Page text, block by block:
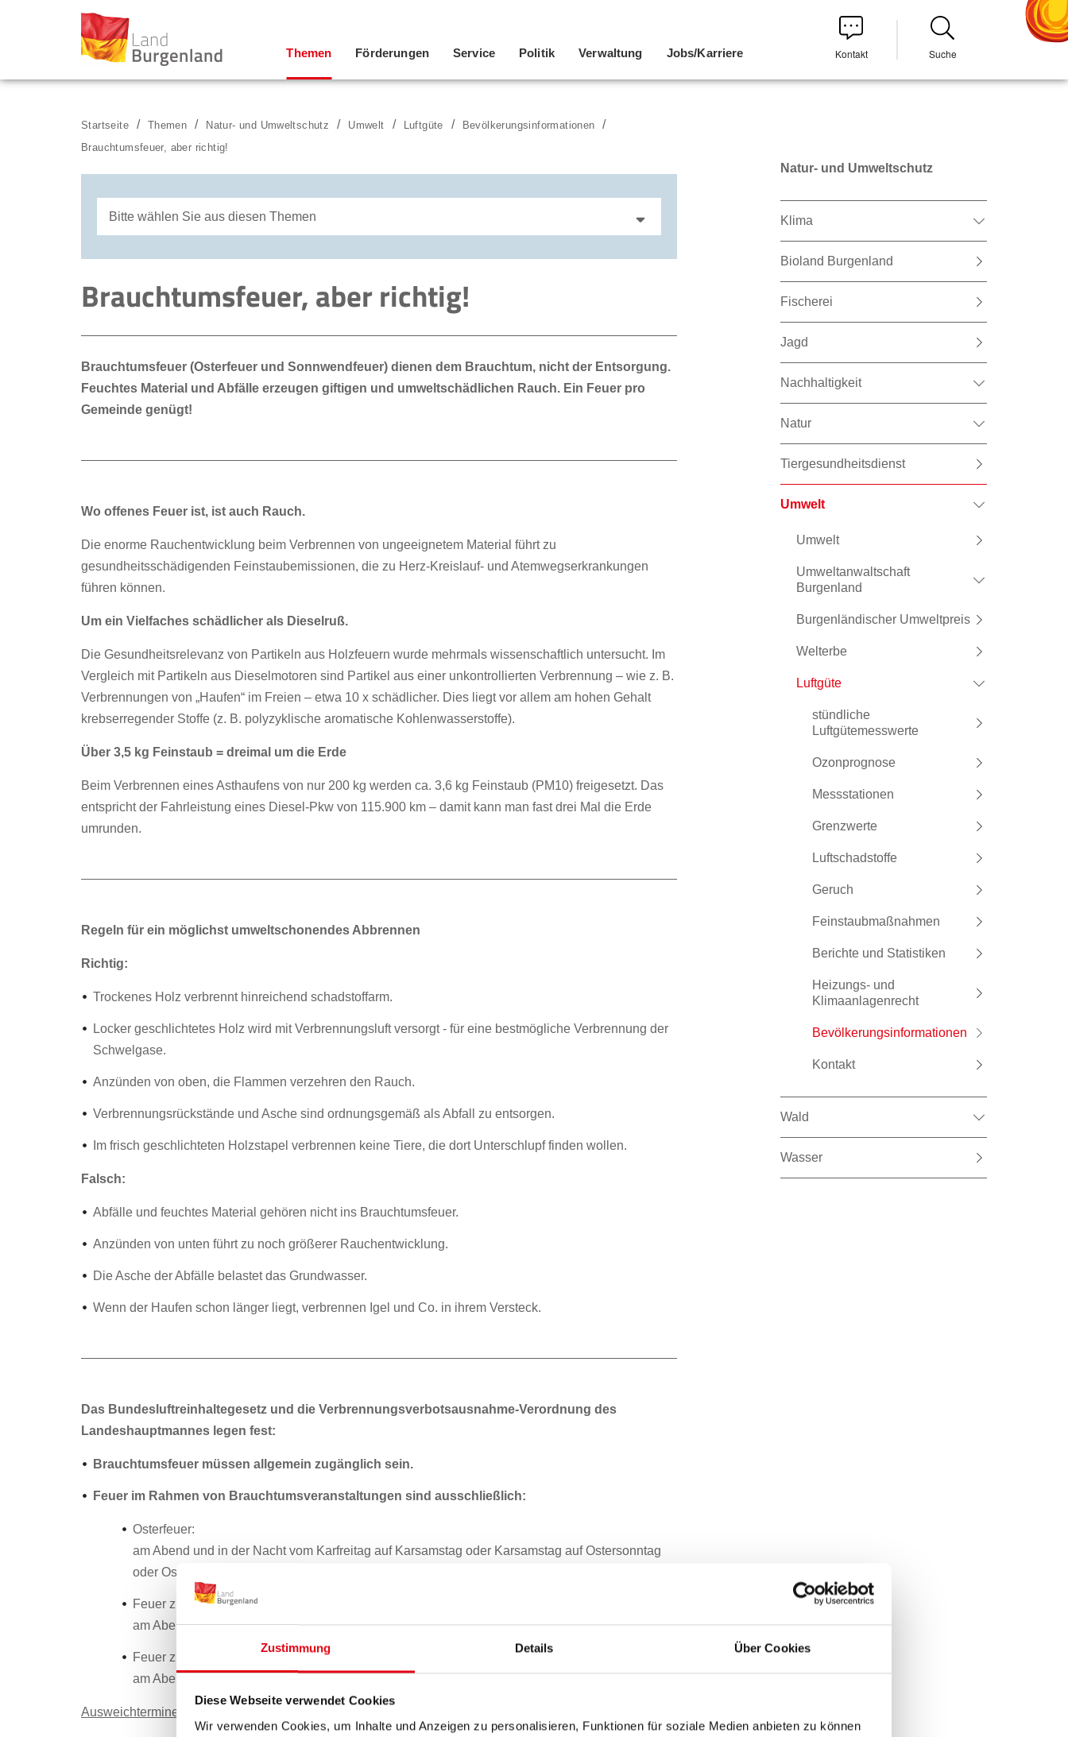
Zustimmung Details Über Cookies
Diese Webseite verwendet Cookies
Wir verwenden Cookies, um Inhalte und Anzeigen zu personalisieren, Funktionen für soziale Medien anbieten zu können
Zum Inhalt
Zum Menü
Zur Suche
Themen Förderungen Service Politik Verwaltung Jobs/Karriere Kontakt Suche
Startseite Themen Natur- und Umweltschutz Umwelt Luftgüte
Bevölkerungsinformationen
Brauchtumsfeuer, aber richtig!
Bitte wählen Sie aus diesen Themen
Richtig Heizen (new)
Asbestmessung im Raum Kitsse
Biomonitoring mit Flechten in Österreich
Verbrennen im Freien
Bundesländer Luftschadstoff-Inventur 1990-2006
Brauchtumsfeuer, aber richtig!
Brauchtumsfeuer (Osterfeuer und Sonnwendfeuer) dienen dem Brauchtum, nicht der Entsorgung.
Feuchtes Material und Abfälle erzeugen giftigen und umweltschädlichen Rauch. Ein Feuer pro
Gemeinde genügt!
Wo offenes Feuer ist, ist auch Rauch.
Die enorme Rauchentwicklung beim Verbrennen von ungeeignetem Material führt zu
gesundheitsschädigenden Feinstaubemissionen, die zu Herz-Kreislauf- und Atemwegserkrankungen
führen können.
Um ein Vielfaches schädlicher als Dieselruß.
Die Gesundheitsrelevanz von Partikeln aus Holzfeuern wurde mehrmals wissenschaftlich untersucht. Im
Vergleich mit Partikeln aus Dieselmotoren sind Partikel aus einer unkontrollierten Verbrennung – wie z. B.
Verbrennungen von „Haufen“ im Freien – etwa 10 x schädlicher. Dies liegt vor allem am hohen Gehalt
krebserregender Stoffe (z. B. polyzyklische aromatische Kohlenwasserstoffe).
Über 3,5 kg Feinstaub = dreimal um die Erde
Beim Verbrennen eines Asthaufens von nur 200 kg werden ca. 3,6 kg Feinstaub (PM10) freigesetzt. Das
entspricht der Fahrleistung eines Diesel-Pkw von 115.900 km – damit kann man fast drei Mal die Erde
umrunden.
Regeln für ein möglichst umweltschonendes Abbrennen
Richtig:
Trockenes Holz verbrennt hinreichend schadstoffarm.
Locker geschlichtetes Holz wird mit Verbrennungsluft versorgt - für eine bestmögliche Verbrennung der
Schwelgase.
Anzünden von oben, die Flammen verzehren den Rauch.
Verbrennungsrückstände und Asche sind ordnungsgemäß als Abfall zu entsorgen.
Im frisch geschlichteten Holzstapel verbrennen keine Tiere, die dort Unterschlupf finden wollen.
Falsch:
Abfälle und feuchtes Material gehören nicht ins Brauchtumsfeuer.
Anzünden von unten führt zu noch größerer Rauchentwicklung.
Die Asche der Abfälle belastet das Grundwasser.
Wenn der Haufen schon länger liegt, verbrennen Igel und Co. in ihrem Versteck.
Das Bundesluftreinhaltegesetz und die Verbrennungsverbotsausnahme-Verordnung des
Landeshauptmannes legen fest:
Brauchtumsfeuer müssen allgemein zugänglich sein.
Feuer im Rahmen von Brauchtumsveranstaltungen sind ausschließlich:
Osterfeuer:
am Abend und in der Nacht vom Karfreitag auf Karsamstag oder Karsamstag auf Ostersonntag
oder Ostersonntag auf Ostermontag
Feuer zur Sommersonnenwende:
am Abend und in der Nacht vom 21. – 22. Juni
Feuer zur Wintersonnenwende:
am Abend und in der Nacht vom 21. – 22. Dezember.
Ausweichtermine
Natur- und Umweltschutz
Klima
Bioland Burgenland
Fischerei
Jagd
Nachhaltigkeit
Natur
Tiergesundheitsdienst
Umwelt
Umwelt
Umweltanwaltschaft
Burgenland
Burgenländischer Umweltpreis
Welterbe
Luftgüte
stündliche
Luftgütemesswerte
Ozonprognose
Messstationen
Grenzwerte
Luftschadstoffe
Geruch
Feinstaubmaßnahmen
Berichte und Statistiken
Heizungs- und
Klimaanlagenrecht
Bevölkerungsinformationen
Kontakt
Wald
Wasser